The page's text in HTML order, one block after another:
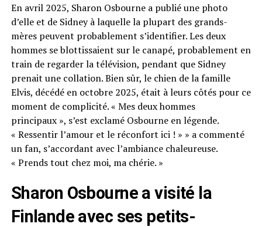
En avril 2025, Sharon Osbourne a publié une photo
d’elle et de Sidney à laquelle la plupart des grands-
mères peuvent probablement s’identifier. Les deux
hommes se blottissaient sur le canapé, probablement en
train de regarder la télévision, pendant que Sidney
prenait une collation. Bien sûr, le chien de la famille
Elvis, décédé en octobre 2025, était à leurs côtés pour ce
moment de complicité. « Mes deux hommes
principaux », s’est exclamé Osbourne en légende.
« Ressentir l’amour et le réconfort ici ! » » a commenté
un fan, s’accordant avec l’ambiance chaleureuse.
« Prends tout chez moi, ma chérie. »
Sharon Osbourne a visité la
Finlande avec ses petits-